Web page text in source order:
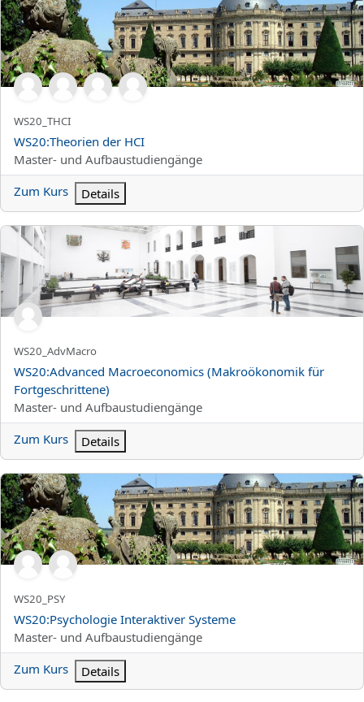
WS20:Theorien der HCI
Kurzer Kursname
WS20_THCI
Kursname
WS20:Theorien der HCI
Kursbereich
Master- und Aufbaustudiengänge
Zum Kurs
Details
WS20:Advanced Macroeconomics (Makroökonomik für
Kurzer Kursname
WS20_AdvMacro
Kursname
WS20:Advanced Macroeconomics (Makroökonomik für
Fortgeschrittene)
Kursbereich
Master- und Aufbaustudiengänge
Zum Kurs
Details
WS20:Psychologie Interaktiver Systeme
Kurzer Kursname
WS20_PSY
Kursname
WS20:Psychologie Interaktiver Systeme
Kursbereich
Master- und Aufbaustudiengänge
Zum Kurs
Details